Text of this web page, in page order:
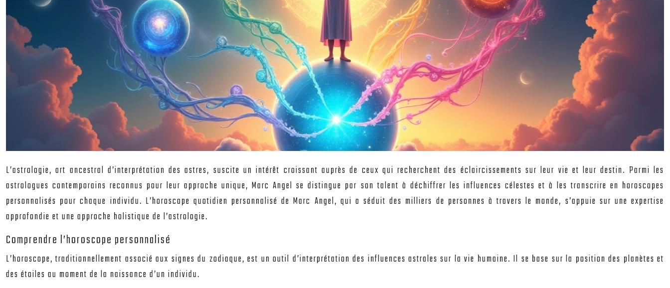
L’astrologie, art ancestral d’interprétation des astres, suscite un intérêt croissant auprès de ceux qui recherchent des éclaircissements sur leur vie et leur destin. Parmi les
astrologues contemporains reconnus pour leur approche unique, Marc Angel se distingue par son talent à déchiffrer les influences célestes et à les transcrire en horoscopes
personnalisés pour chaque individu. L’horoscope quotidien personnalisé de Marc Angel, qui a séduit des milliers de personnes à travers le monde, s’appuie sur une expertise
approfondie et une approche holistique de l’astrologie.
Comprendre l’horoscope personnalisé
L’horoscope, traditionnellement associé aux signes du zodiaque, est un outil d’interprétation des influences astrales sur la vie humaine. Il se base sur la position des planètes et
des étoiles au moment de la naissance d’un individu.